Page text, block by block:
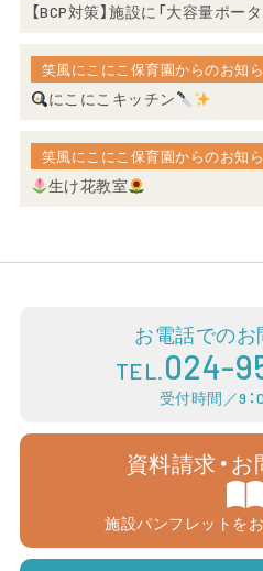
【BCP対策】施設に「大容量ポー
笑風にこにこ保育園からのお知
にこにこキッチン
笑風にこにこ保育園からのお知
生け花教室
お電話でのお
TEL.024-
受付時間／9：
資料請求・
施設パンフレットを